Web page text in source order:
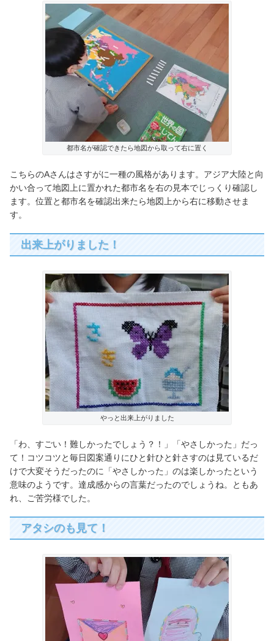
都市名が確認できたら地図から取って右に置く
こちらのAさんはさすがに一種の風格があります。アジア大陸と向
かい合って地図上に置かれた都市名を右の見本でじっくり確認し
ます。位置と都市名を確認出来たら地図上から右に移動させま
す。
出来上がりました！
やっと出来上がりました
「わ、すごい！難しかったでしょう？！」「やさしかった」だっ
て！コツコツと毎日図案通りにひと針ひと針さすのは見ているだ
けで大変そうだったのに「やさしかった」のは楽しかったという
意味のようです。達成感からの言葉だったのでしょうね。ともあ
れ、ご苦労様でした。
アタシのも見て！